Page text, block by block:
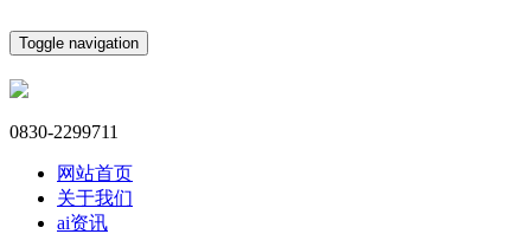
Toggle navigation
0830-2299711
网站首页
关于我们
ai资讯